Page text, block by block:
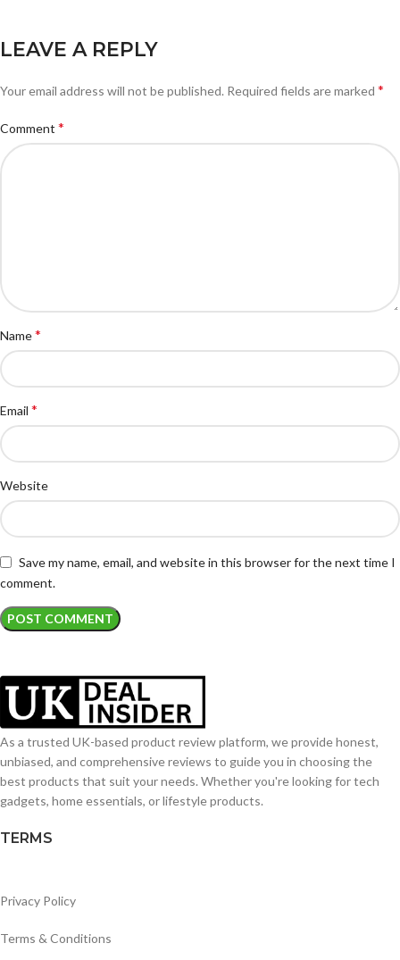
LEAVE A REPLY
Your email address will not be published. Required fields are marked *
Comment *
Name*
Email *
Website
Save my name, email, and website in this browser for the next time I
comment.
As a trusted UK-based product review platform, we provide honest,
unbiased, and comprehensive reviews to guide you in choosing the
best products that suit your needs. Whether you're looking for tech
gadgets, home essentials, or lifestyle products.
TERMS
Privacy Policy
Terms & Conditions